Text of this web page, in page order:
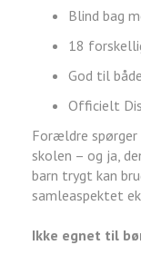
Blind bag
18
God til
Officielt
Forældre
skolen – og ja,
barn trygt kan
samleaspektet
Ikke egnet til